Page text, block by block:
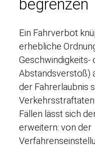
begrenzen
Ein Fahrverbot
erhebliche
Geschwindigkeits-
Abstandsverstoß)
der Fahrerlaubnis
Verkehrsstraftaten
Fällen lässt sich
erweitern: von der